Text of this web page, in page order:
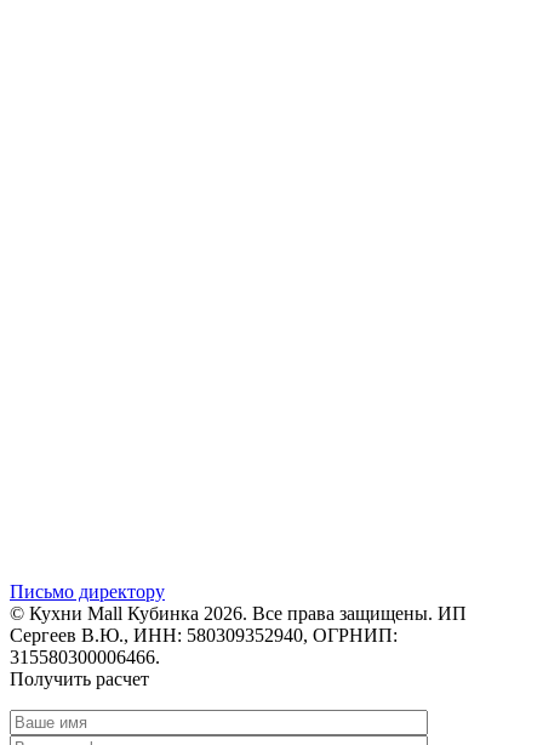
Письмо директору
© Кухни Mall Кубинка 2026. Все права защищены. ИП
Сергеев В.Ю., ИНН: 580309352940, ОГРНИП:
315580300006466.
Получить расчет